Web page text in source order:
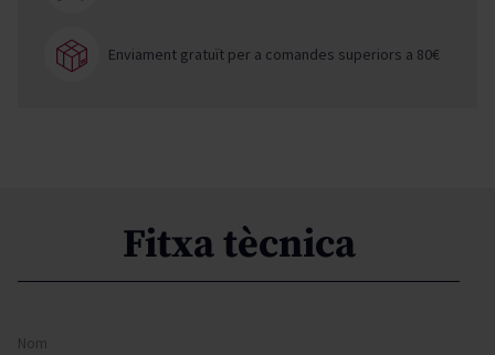
Enviament gratuït per a comandes superiors a 80€
Fitxa tècnica
Nom